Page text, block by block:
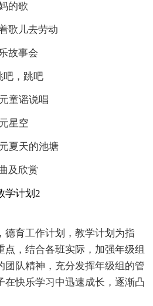
的歌
歌儿去劳动
故事会
吧，跳吧
童谣说唱
星空
夏天的池塘
及欣赏
学计划2
德育工作计划，教学计划为指
点，结合各班实际，加强年级组
团队精神，充分发挥年级组的管
在快乐学习中迅速成长，逐渐凸